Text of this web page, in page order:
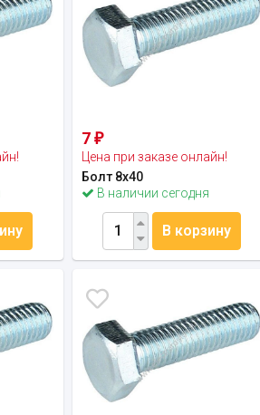
7₽
Цена при заказе онлайн!
Болт 8х40
В наличии сегодня
В корзину